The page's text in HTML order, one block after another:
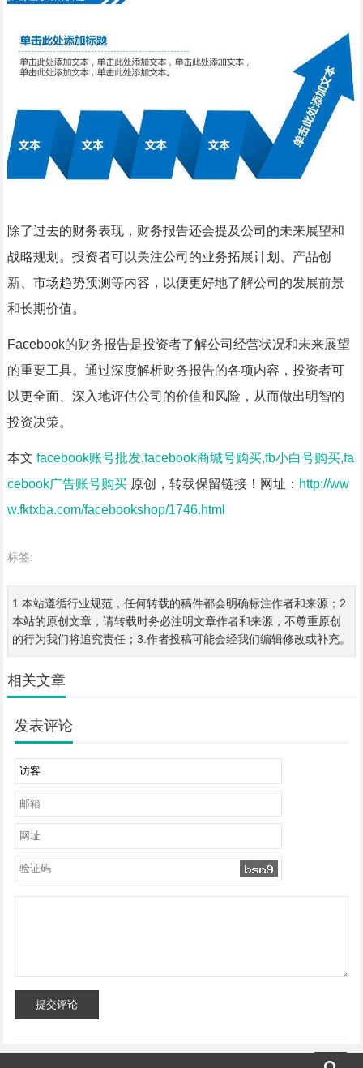
除了过去的财务表现，财务报告还会提及公司的未来展望和
战略规划。投资者可以关注公司的业务拓展计划、产品创
新、市场趋势预测等内容，以便更好地了解公司的发展前景
和长期价值。
Facebook的财务报告是投资者了解公司经营状况和未来展望
的重要工具。通过深度解析财务报告的各项内容，投资者可
以更全面、深入地评估公司的价值和风险，从而做出明智的
投资决策。
本文 facebook账号批发,facebook商城号购买,fb小白号购买,fa
cebook广告账号购买原创，转载保留链接！网址： http://ww
w.fktxba.com/facebookshop/1746.html
标签:
1.本站遵循行业规范，任何转载的稿件都会明确标注作者和来源；2.
本站的原创文章，请转载时务必注明文章作者和来源，不尊重原创
的行为我们将追究责任；3.作者投稿可能会经我们编辑修改或补充。
相关文章
发表评论
提交评论